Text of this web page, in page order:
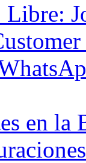
Libre:
en la